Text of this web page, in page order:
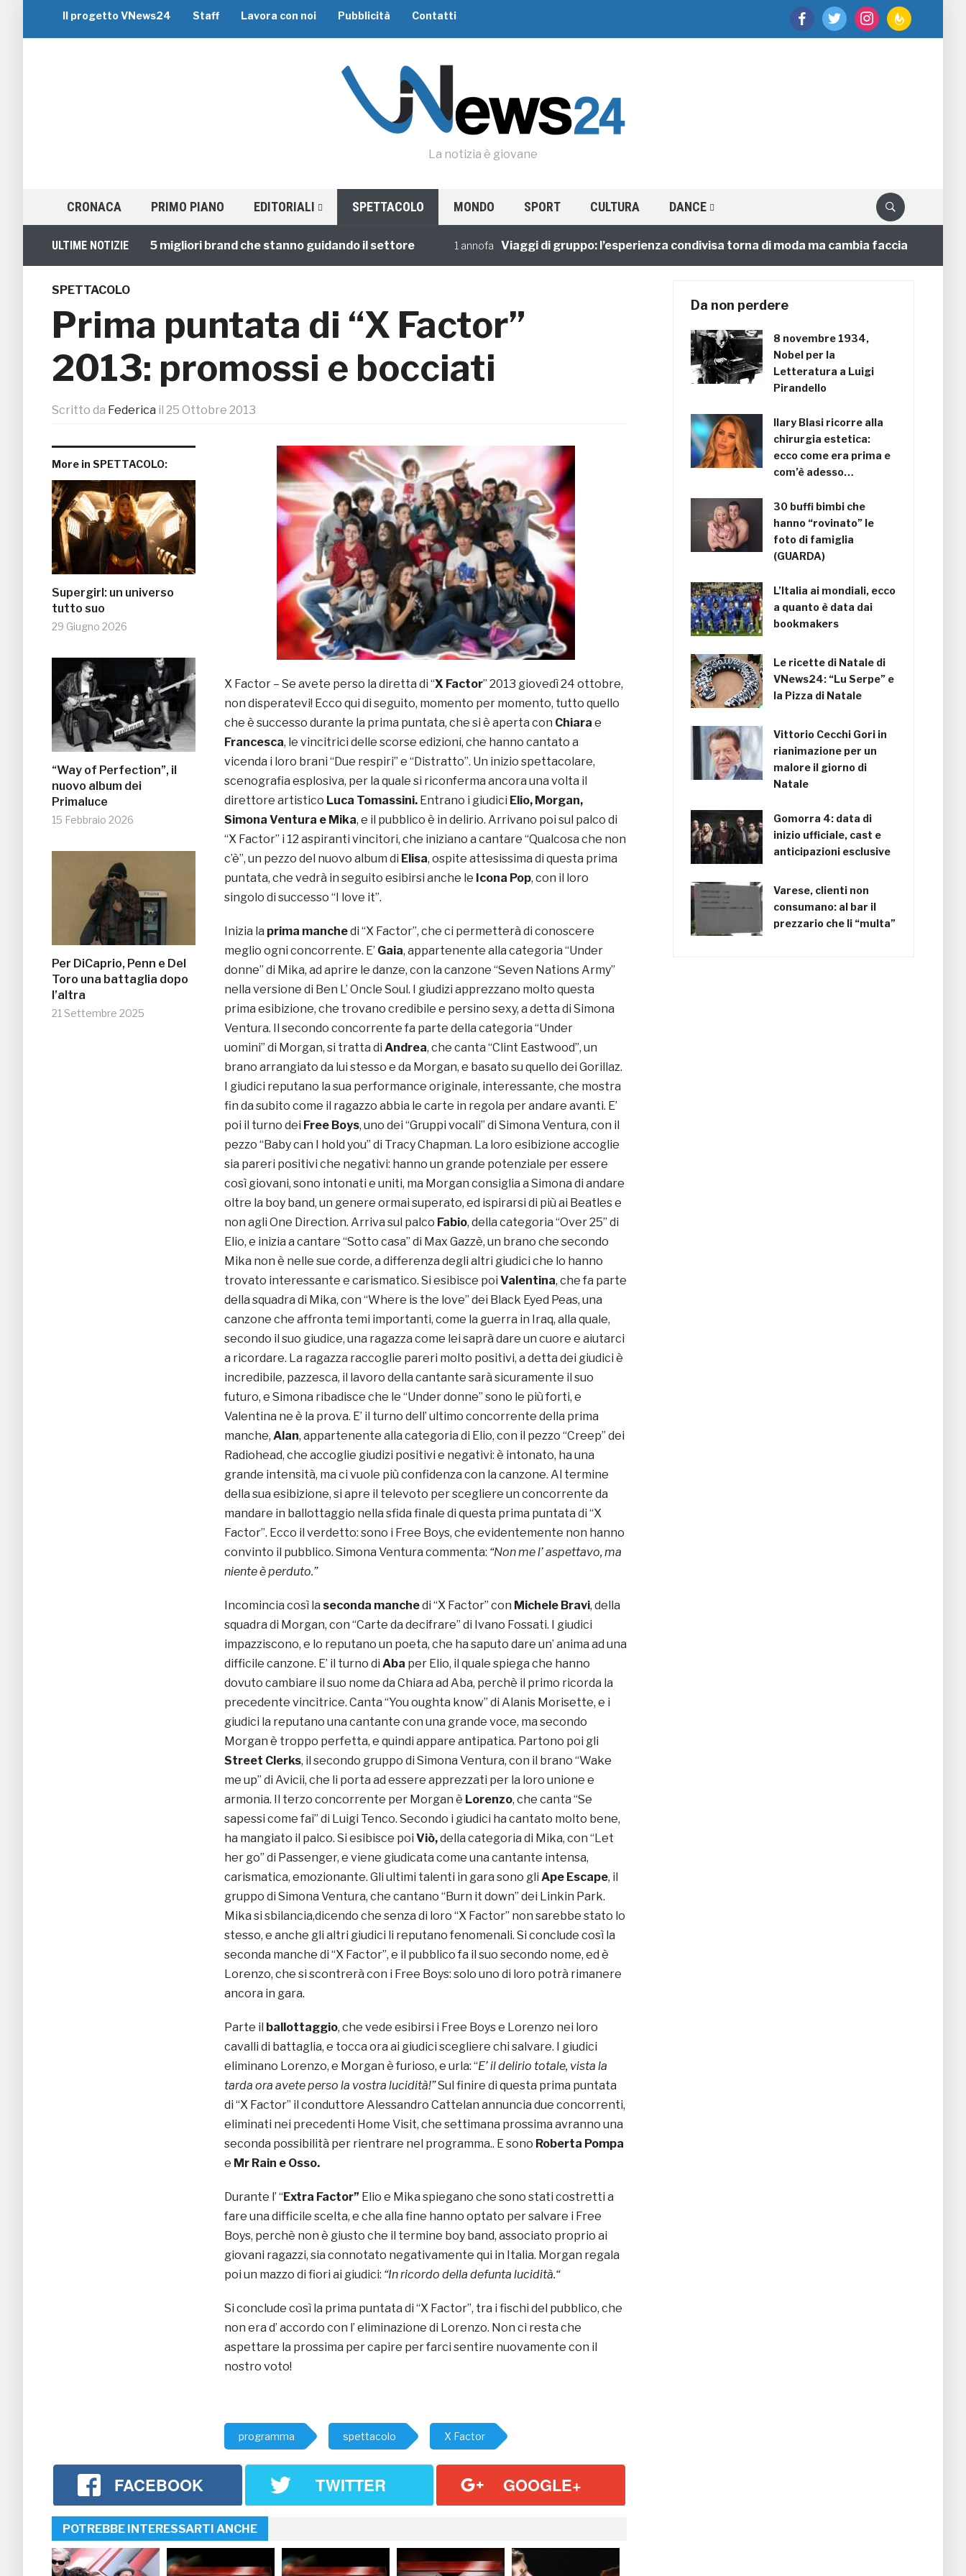
facebooktwitter instagramfeedburner
Il progetto VNews24 Staff Lavora con noi Pubblicità Contatti
La notizia è giovane
CRONACA PRIMO PIANO EDITORIALI SPETTACOLO MONDO SPORT CULTURA DANCE
ULTIME NOTIZIE
Viaggi di Gruppo: i 5 migliori brand che stanno guidando il settore 1 annofa Viaggi di gruppo: l’esperienza condivisa torna di moda ma cambia faccia
SPETTACOLO
Prima puntata di “X Factor”
2013: promossi e bocciati
Scritto da Federica il 25 Ottobre 2013
More in SPETTACOLO:
Supergirl: un universo
tutto suo
29 Giugno 2026
“Way of Perfection”, il
nuovo album dei
Primaluce
15 Febbraio 2026
Per DiCaprio, Penn e Del
Toro una battaglia dopo
l’altra
21 Settembre 2025
X Factor – Se avete perso la diretta di “X Factor” 2013 giovedì 24 ottobre,
non disperatevi! Ecco qui di seguito, momento per momento, tutto quello
che è successo durante la prima puntata, che si è aperta con Chiara e
Francesca, le vincitrici delle scorse edizioni, che hanno cantato a
vicenda i loro brani “Due respiri” e “Distratto”. Un inizio spettacolare,
scenografia esplosiva, per la quale si riconferma ancora una volta il
direttore artistico Luca Tomassini. Entrano i giudici Elio, Morgan,
Simona Ventura e Mika, e il pubblico è in delirio. Arrivano poi sul palco di
“X Factor” i 12 aspiranti vincitori, che iniziano a cantare “Qualcosa che non
c’è”, un pezzo del nuovo album di Elisa, ospite attesissima di questa prima
puntata, che vedrà in seguito esibirsi anche le Icona Pop, con il loro
singolo di successo “I love it”.
Inizia la prima manchedi “X Factor”, che ci permetterà di conoscere
meglio ogni concorrente. E’ Gaia, appartenente alla categoria “Under
donne” di Mika, ad aprire le danze, con la canzone “Seven Nations Army”
nella versione di Ben L’ Oncle Soul. I giudizi apprezzano molto questa
prima esibizione, che trovano credibile e persino sexy, a detta di Simona
Ventura. Il secondo concorrente fa parte della categoria “Under
uomini” di Morgan, si tratta di Andrea, che canta “Clint Eastwood”, un
brano arrangiato da lui stesso e da Morgan, e basato su quello dei Gorillaz.
I giudici reputano la sua performance originale, interessante, che mostra
fin da subito come il ragazzo abbia le carte in regola per andare avanti. E’
poi il turno dei Free Boys, uno dei “Gruppi vocali” di Simona Ventura, con il
pezzo “Baby can I hold you” di Tracy Chapman. La loro esibizione accoglie
sia pareri positivi che negativi: hanno un grande potenziale per essere
così giovani, sono intonati e uniti, ma Morgan consiglia a Simona di andare
oltre la boy band, un genere ormai superato, ed ispirarsi di più ai Beatles e
non agli One Direction. Arriva sul palco Fabio, della categoria “Over 25” di
Elio, e inizia a cantare “Sotto casa” di Max Gazzè, un brano che secondo
Mika non è nelle sue corde, a differenza degli altri giudici che lo hanno
trovato interessante e carismatico. Si esibisce poi Valentina, che fa parte
della squadra di Mika, con “Where is the love” dei Black Eyed Peas, una
canzone che affronta temi importanti, come la guerra in Iraq, alla quale,
secondo il suo giudice, una ragazza come lei saprà dare un cuore e aiutarci
a ricordare. La ragazza raccoglie pareri molto positivi, a detta dei giudici è
incredibile, pazzesca, il lavoro della cantante sarà sicuramente il suo
futuro, e Simona ribadisce che le “Under donne” sono le più forti, e
Valentina ne è la prova. E’ il turno dell’ ultimo concorrente della prima
manche, Alan, appartenente alla categoria di Elio, con il pezzo “Creep” dei
Radiohead, che accoglie giudizi positivi e negativi: è intonato, ha una
grande intensità, ma ci vuole più confidenza con la canzone. Al termine
della sua esibizione, si apre il televoto per scegliere un concorrente da
mandare in ballottaggio nella sfida finale di questa prima puntata di “X
Factor”. Ecco il verdetto: sono i Free Boys, che evidentemente non hanno
convinto il pubblico. Simona Ventura commenta: “Non me l’ aspettavo, ma
niente è perduto.”
Incomincia così la seconda manchedi “X Factor” con Michele Bravi, della
squadra di Morgan, con “Carte da decifrare” di Ivano Fossati. I giudici
impazziscono, e lo reputano un poeta, che ha saputo dare un’ anima ad una
difficile canzone. E’ il turno di Aba per Elio, il quale spiega che hanno
dovuto cambiare il suo nome da Chiara ad Aba, perchè il primo ricorda la
precedente vincitrice. Canta “You oughta know” di Alanis Morisette, e i
giudici la reputano una cantante con una grande voce, ma secondo
Morgan è troppo perfetta, e quindi appare antipatica. Partono poi gli
Street Clerks, il secondo gruppo di Simona Ventura, con il brano “Wake
me up” di Avicii, che li porta ad essere apprezzati per la loro unione e
armonia. Il terzo concorrente per Morgan è Lorenzo, che canta “Se
sapessi come fai” di Luigi Tenco. Secondo i giudici ha cantato molto bene,
ha mangiato il palco. Si esibisce poi Viò,della categoria di Mika, con “Let
her go” di Passenger, e viene giudicata come una cantante intensa,
carismatica, emozionante. Gli ultimi talenti in gara sono gli Ape Escape, il
gruppo di Simona Ventura, che cantano “Burn it down” dei Linkin Park.
Mika si sbilancia,dicendo che senza di loro “X Factor” non sarebbe stato lo
stesso, e anche gli altri giudici li reputano fenomenali. Si conclude così la
seconda manche di “X Factor”, e il pubblico fa il suo secondo nome, ed è
Lorenzo, che si scontrerà con i Free Boys: solo uno di loro potrà rimanere
ancora in gara.
Parte il ballottaggio, che vede esibirsi i Free Boys e Lorenzo nei loro
cavalli di battaglia, e tocca ora ai giudici scegliere chi salvare. I giudici
eliminano Lorenzo, e Morgan è furioso, e urla: “E’ il delirio totale, vista la
tarda ora avete perso la vostra lucidità!”Sul finire di questa prima puntata
di “X Factor” il conduttore Alessandro Cattelan annuncia due concorrenti,
eliminati nei precedenti Home Visit, che settimana prossima avranno una
seconda possibilità per rientrare nel programma.. E sono Roberta Pompa
e Mr Rain e Osso.
Durante l’ “Extra Factor” Elio e Mika spiegano che sono stati costretti a
fare una difficile scelta, e che alla fine hanno optato per salvare i Free
Boys, perchè non è giusto che il termine boy band, associato proprio ai
giovani ragazzi, sia connotato negativamente qui in Italia. Morgan regala
poi un mazzo di fiori ai giudici: “In ricordo della defunta lucidità.“
Si conclude così la prima puntata di “X Factor”, tra i fischi del pubblico, che
non era d’ accordo con l’ eliminazione di Lorenzo. Non ci resta che
aspettare la prossima per capire per farci sentire nuovamente con il
nostro voto!
programma spettacolo X Factor
FACEBOOK TWITTER GOOGLE+
POTREBBE INTERESSARTI ANCHE
Da non perdere
8 novembre 1934,
Nobel per la
Letteratura a Luigi
Pirandello
Ilary Blasi ricorre alla
chirurgia estetica:
ecco come era prima e
com’è adesso…
30 buffi bimbi che
hanno “rovinato” le
foto di famiglia
(GUARDA)
L’Italia ai mondiali, ecco
a quanto è data dai
bookmakers
Le ricette di Natale di
VNews24: “Lu Serpe” e
la Pizza di Natale
Vittorio Cecchi Gori in
rianimazione per un
malore il giorno di
Natale
Gomorra 4: data di
inizio ufficiale, cast e
anticipazioni esclusive
Varese, clienti non
consumano: al bar il
prezzario che li “multa”